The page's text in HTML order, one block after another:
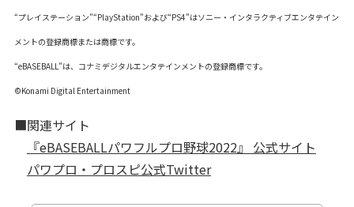
“プレイステーション”“PlayStation”および“PS4”はソニー・インタラクティブエンタテイン
メントの登録商標または商標です。
“eBASEBALL”は、コナミデジタルエンタテインメントの登録商標です。
©Konami Digital Entertainment
■関連サイト
『eBASEBALLパワフルプロ野球2022』 公式サイト
パワプロ・プロスピ公式Twitter